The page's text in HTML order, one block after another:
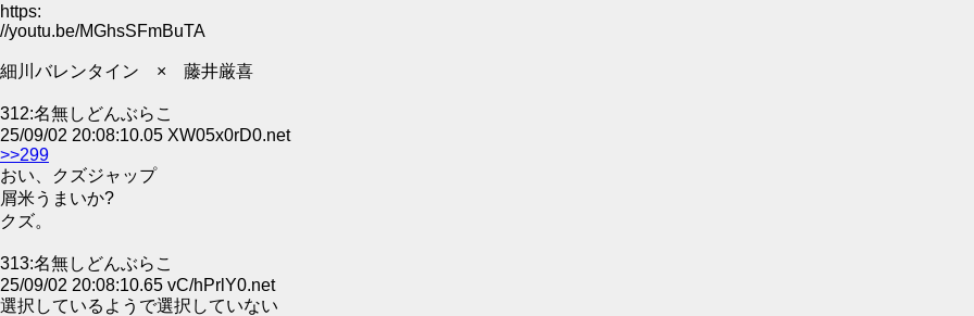
https:
//youtu.be/MGhsSFmBuTA
細川バレンタイン × 藤井厳喜
312:名無しどんぶらこ
25/09/02 20:08:10.05 XW05x0rD0.net
>>299
おい、クズジャップ
屑米うまいか?
クズ。
313:名無しどんぶらこ
25/09/02 20:08:10.65 vC/hPrlY0.net
選択しているようで選択していない